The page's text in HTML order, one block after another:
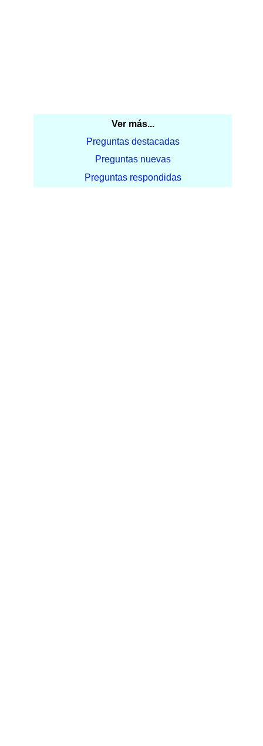
Ver más...
Preguntas destacadas
Preguntas nuevas
Preguntas respondidas